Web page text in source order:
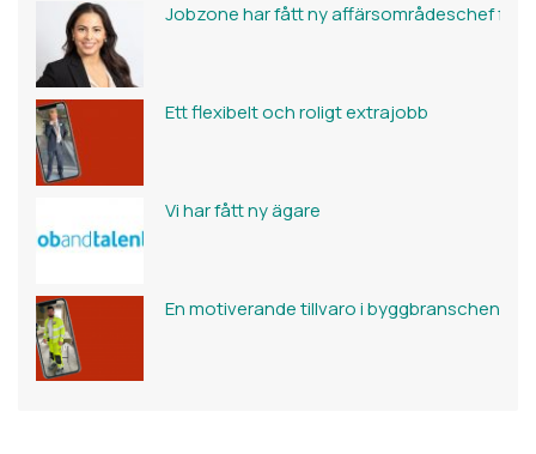
Jobzone har fått ny affärsområdeschef för
Ett flexibelt och roligt extrajobb
Vi har fått ny ägare
En motiverande tillvaro i byggbranschen